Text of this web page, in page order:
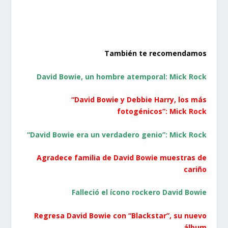
También te recomendamos
David Bowie, un hombre atemporal: Mick Rock
“David Bowie y Debbie Harry, los más
fotogénicos”: Mick Rock
“David Bowie era un verdadero genio”: Mick Rock
Agradece familia de David Bowie muestras de
cariño
Falleció el ícono rockero David Bowie
Regresa David Bowie con “Blackstar”, su nuevo